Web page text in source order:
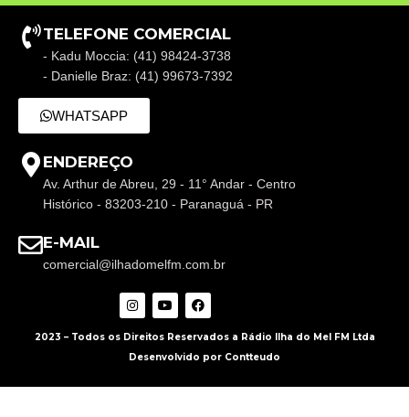
TELEFONE COMERCIAL
- Kadu Moccia: (41) 98424-3738
- Danielle Braz: (41) 99673-7392
WHATSAPP
ENDEREÇO
Av. Arthur de Abreu, 29 - 11° Andar - Centro
Histórico - 83203-210 - Paranaguá - PR
E-MAIL
comercial@ilhadomelfm.com.br
2023 – Todos os Direitos Reservados a Rádio Ilha do Mel FM Ltda
Desenvolvido por Contteudo